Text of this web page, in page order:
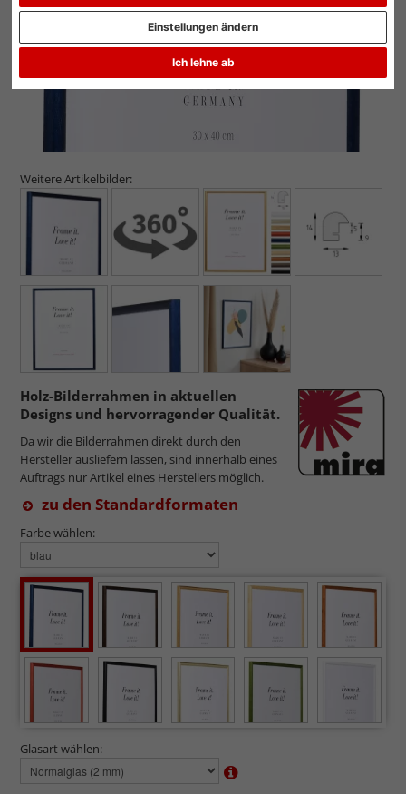
Ich lehne ab
Einstellungen ändern
Weitere Artikelbilder:
Holz-Bilderrahmen in aktuellen
Designs und hervorragender Qualität.
Da wir die Bilderrahmen direkt durch den
Hersteller ausliefern lassen, sind innerhalb eines
Auftrags nur Artikel eines Herstellers möglich.
zu den Standardformaten
Farbe wählen:
Glasart wählen: